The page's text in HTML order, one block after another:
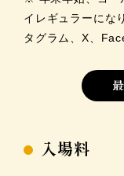
イレギュラーにな
タグラム、X、
入場料